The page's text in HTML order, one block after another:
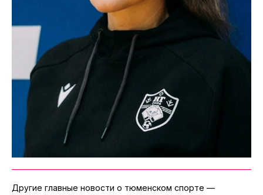
Другие главные новости о тюменском спорте —